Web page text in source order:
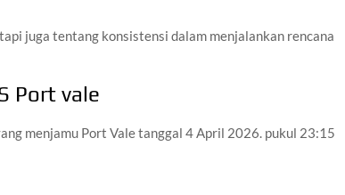
juga tentang konsistensi dalam menjalankan rencana
Port vale
menjamu Port Vale tanggal 4 April 2026. pukul 23:15